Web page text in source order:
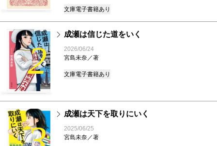
文庫電子書籍あり
2
成瀬は信じた道をいく
2026/06/24
宮島未奈／著
文庫電子書籍あり
成瀬は天下を取りにいく
2025/06/25
宮島未奈／著